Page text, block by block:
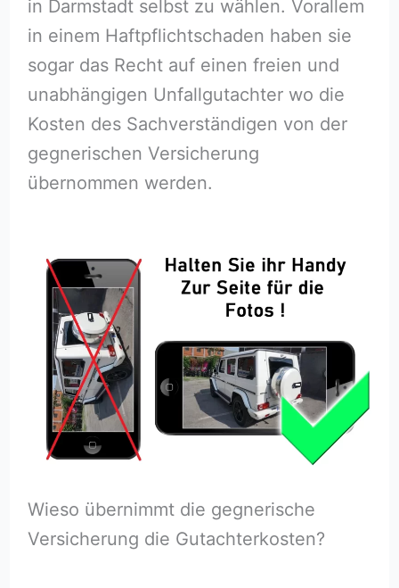
in Darmstadt selbst zu wählen. Vorallem
in einem Haftpflichtschaden haben sie
sogar das Recht auf einen freien und
unabhängigen Unfallgutachter wo die
Kosten des Sachverständigen von der
gegnerischen Versicherung
übernommen werden.
Wieso übernimmt die gegnerische
Versicherung die Gutachterkosten?